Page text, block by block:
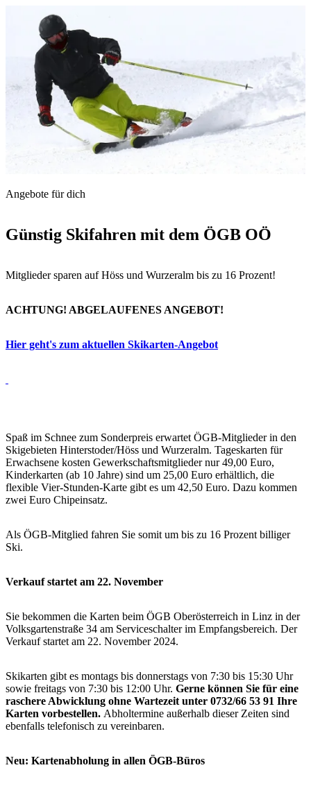
Angebote für dich
Günstig Skifahren mit dem ÖGB OÖ
Mitglieder sparen auf Höss und Wurzeralm bis zu 16 Prozent!
ACHTUNG! ABGELAUFENES ANGEBOT!
Hier geht's zum aktuellen Skikarten-Angebot
Spaß im Schnee zum Sonderpreis erwartet ÖGB-Mitglieder in den
Skigebieten Hinterstoder/Höss und Wurzeralm. Tageskarten für
Erwachsene kosten Gewerkschaftsmitglieder nur 49,00 Euro,
Kinderkarten (ab 10 Jahre) sind um 25,00 Euro erhältlich, die
flexible Vier-Stunden-Karte gibt es um 42,50 Euro. Dazu kommen
zwei Euro Chipeinsatz.
Als ÖGB-Mitglied fahren Sie somit um bis zu 16 Prozent billiger
Ski.
Verkauf startet am 22. November
Sie bekommen die Karten beim ÖGB Oberösterreich in Linz in der
Volksgartenstraße 34 am Serviceschalter im Empfangsbereich. Der
Verkauf startet am 22. November 2024.
Skikarten gibt es montags bis donnerstags von 7:30 bis 15:30 Uhr
sowie freitags von 7:30 bis 12:00 Uhr. Gerne können Sie für eine
raschere Abwicklung ohne Wartezeit unter 0732/66 53 91 Ihre
Karten vorbestellen. Abholtermine außerhalb dieser Zeiten sind
ebenfalls telefonisch zu vereinbaren.
Neu: Kartenabholung in allen ÖGB-Büros